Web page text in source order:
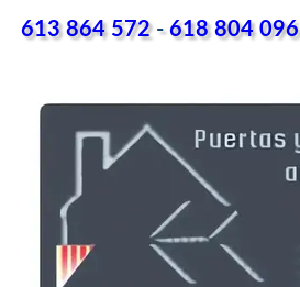
613 864 572-618 804 096